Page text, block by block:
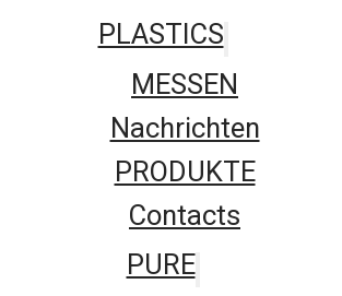
PLASTICS
MESSEN
Nachrichten
PRODUKTE
Contacts
PURE